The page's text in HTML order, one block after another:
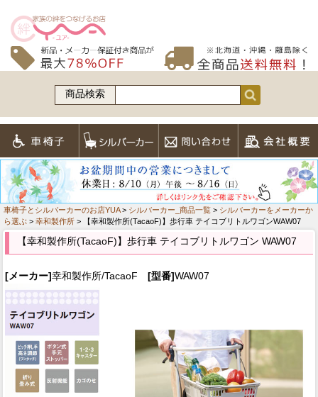
商品検索
車椅子とシルバーカーのお店YUA> シルバーカー_商品一覧 > シルバーカーをメーカーか
ら選ぶ > 幸和製作所 > 【幸和製作所(TacaoF)】歩行車 テイコブリトルワゴンWAW07
【幸和製作所(TacaoF)】歩行車 テイコブリトルワゴン WAW07
[メーカー]幸和製作所/TacaoF [型番]WAW07